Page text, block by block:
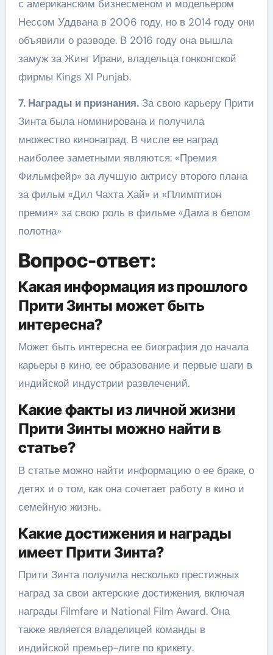
с американским бизнесменом и модельером
Нессом Уддвана в 2006 году, но в 2014 году они
объявили о разводе. В 2016 году она вышла
замуж за Жинг Ирани, владельца гонконгской
фирмы Kings XI Punjab.
7. Награды и признания.За свою карьеру Прити
Зинта была номинирована и получила
множество кинонаград. В числе ее наград
наиболее заметными являются: «Премия
Фильмфейр» за лучшую актрису второго плана
за фильм «Дил Чахта Хай» и «Плимптион
премия» за свою роль в фильме «Дама в белом
полотна»
Вопрос-ответ:
Какая информация из прошлого
Прити Зинты может быть
интересна?
Может быть интересна ее биография до начала
карьеры в кино, ее образование и первые шаги в
индийской индустрии развлечений.
Какие факты из личной жизни
Прити Зинты можно найти в
статье?
В статье можно найти информацию о ее браке, о
детях и о том, как она сочетает работу в кино и
семейную жизнь.
Какие достижения и награды
имеет Прити Зинта?
Прити Зинта получила несколько престижных
наград за свои актерские достижения, включая
награды Filmfare и National Film Award. Она
также является владелицей команды в
индийской премьер-лиге по крикету.